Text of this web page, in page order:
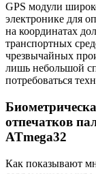
GPS модули
электронике для
на координатах
транспортных
чрезвычайных
лишь небольшой
потребоваться
отпечатков
ATmega32
Как показывают